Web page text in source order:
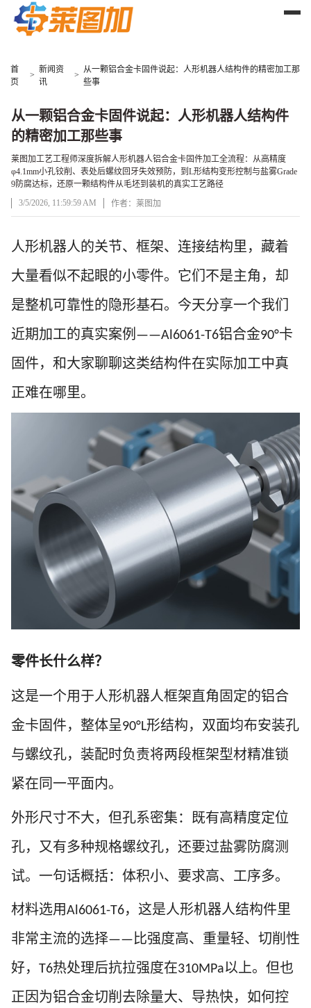
首
页
>
新闻资
讯
>
从一颗铝合金卡固件说起：人形机器人结构件的精密加工那
些事
从一颗铝合金卡固件说起：人形机器人结构件
的精密加工那些事
莱图加工艺工程师深度拆解人形机器人铝合金卡固件加工全流程：从高精度
φ4.1mm小孔铰削、表处后螺纹回牙失效预防，到L形结构变形控制与盐雾Grade
9防腐达标，还原一颗结构件从毛坯到装机的真实工艺路径
3/5/2026, 11:59:59 AM
作者：莱图加
文章正文
人形机器人的关节、框架、连接结构里，藏着
大量看似不起眼的小零件。它们不是主角，却
是整机可靠性的隐形基石。今天分享一个我们
近期加工的真实案例 ——Al6061-T6铝合金90°卡
固件，和大家聊聊这类结构件在实际加工中真
正难在哪里。
零件长什么样？
这是一个用于人形机器人框架直角固定的铝合
金卡固件，整体呈90°L形结构，双面均布安装孔
与螺纹孔，装配时负责将两段框架型材精准锁
紧在同一平面内。
外形尺寸不大，但孔系密集：既有高精度定位
孔，又有多种规格螺纹孔，还要过盐雾防腐测
试。一句话概括： 体积小、要求高、工序多。
材料选用Al6061-T6，这是人形机器人结构件里
非常主流的选择—— 比强度高、重量轻、切削性
好， T6热处理后抗拉强度在310MPa以上。但也
正因为铝合金切削去除量大、导热快，如何控